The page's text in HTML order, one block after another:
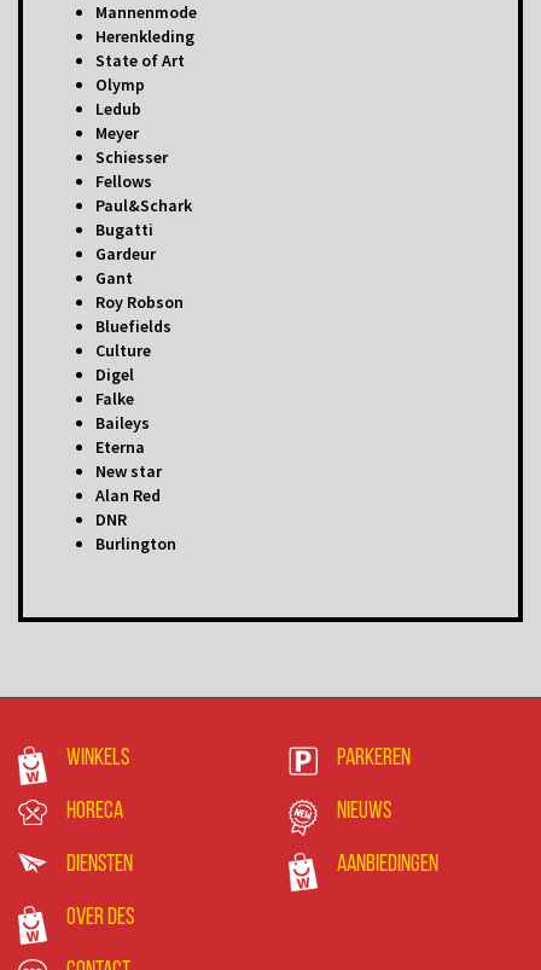
Mannenmode
Herenkleding
State of Art
Olymp
Ledub
Meyer
Schiesser
Fellows
Paul&Schark
Bugatti
Gardeur
Gant
Roy Robson
Bluefields
Culture
Digel
Falke
Baileys
Eterna
New star
Alan Red
DNR
Burlington
Winkels
Horeca
Diensten
Parkeren
Nieuws
Aanbiedingen
Over DES